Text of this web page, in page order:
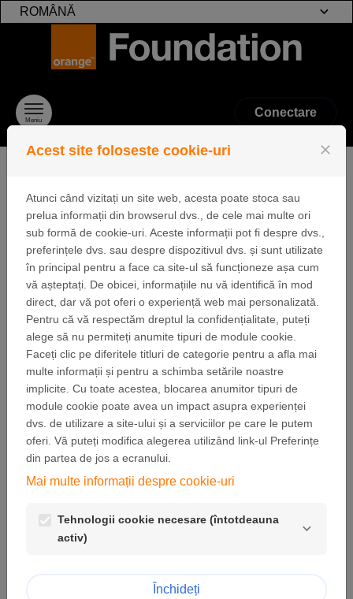
ROMÂNĂ
Meniu
Conectare
Identificare
Conectați-vă
Daca aveti deja cont de utilizator Fundația Orange,
introduceti mai jos adresa de e-mail si parola
corespunzatoare.
E-mail:
Parola:
Conectare
Acest site foloseste cookie-uri close
Atunci când vizitați un site web, acesta poate stoca sau
prelua informații din browserul dvs., de cele mai multe ori
sub formă de cookie-uri. Aceste informații pot fi despre dvs.,
preferințele dvs. sau despre dispozitivul dvs. și sunt utilizate
în principal pentru a face ca site-ul să funcționeze așa cum
vă așteptați. De obicei, informațiile nu vă identifică în mod
direct, dar vă pot oferi o experiență web mai personalizată.
Pentru că vă respectăm dreptul la confidențialitate, puteți
alege să nu permiteți anumite tipuri de module cookie.
Faceți clic pe diferitele titluri de categorie pentru a afla mai
multe informații și pentru a schimba setările noastre
implicite. Cu toate acestea, blocarea anumitor tipuri de
module cookie poate avea un impact asupra experienței
dvs. de utilizare a site-ului și a serviciilor pe care le putem
oferi. Vă puteți modifica alegerea utilizând link-ul Preferințe
din partea de jos a ecranului.
Mai multe informații despre cookie-uri
Tehnologii cookie necesare (întotdeauna
activ)
Închideți